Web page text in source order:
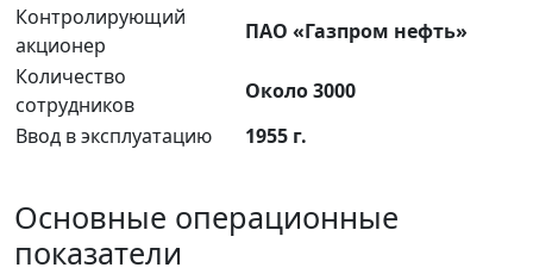
Контролирующий
акционер
ПАО «Газпром нефть»
Количество
сотрудников
Около 3000
Ввод в эксплуатацию
1955 г.
Основные операционные
показатели